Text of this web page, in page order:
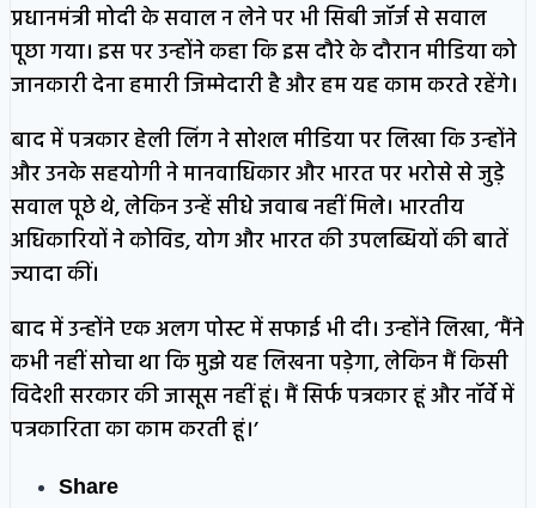
प्रधानमंत्री मोदी के सवाल न लेने पर भी सिबी जॉर्ज से सवाल
पूछा गया। इस पर उन्होंने कहा कि इस दौरे के दौरान मीडिया को
जानकारी देना हमारी जिम्मेदारी है और हम यह काम करते रहेंगे।
बाद में पत्रकार हेली लिंग ने सोशल मीडिया पर लिखा कि उन्होंने
और उनके सहयोगी ने मानवाधिकार और भारत पर भरोसे से जुड़े
सवाल पूछे थे, लेकिन उन्हें सीधे जवाब नहीं मिले। भारतीय
अधिकारियों ने कोविड, योग और भारत की उपलब्धियों की बातें
ज्यादा कीं।
बाद में उन्होंने एक अलग पोस्ट में सफाई भी दी। उन्होंने लिखा, ‘मैंने
कभी नहीं सोचा था कि मुझे यह लिखना पड़ेगा, लेकिन मैं किसी
विदेशी सरकार की जासूस नहीं हूं। मैं सिर्फ पत्रकार हूं और नॉर्वे में
पत्रकारिता का काम करती हूं।’
Share